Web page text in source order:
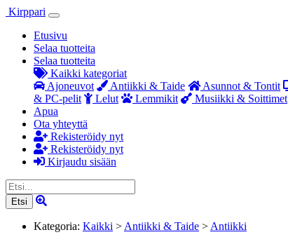
Kirppari
Etusivu
Selaa tuotteita
Selaa tuotteita
Kaikki kategoriat
Ajoneuvot
Antiikki & Taide Asunnot & Tontit
& PC-pelit
Lelut Lemmikit Musiikki & Soittimet
Apua
Ota yhteyttä
Rekisteröidy nyt
Rekisteröidy nyt
Kirjaudu sisään
Etsi
Kategoria: Kaikki > Antiikki & Taide > Antiikki